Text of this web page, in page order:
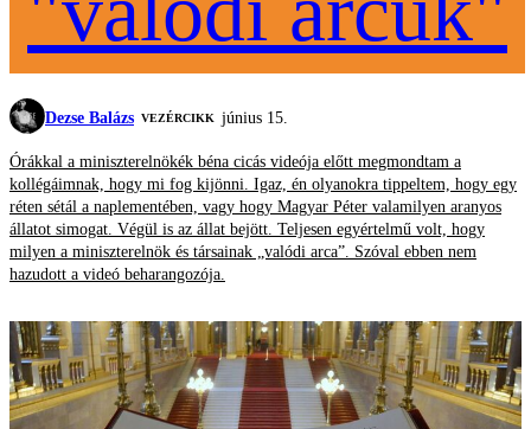
Dezse Balázs VEZÉRCIKK június 15.
Órákkal a miniszterelnökék béna cicás videója előtt megmondtam a
kollégáimnak, hogy mi fog kijönni. Igaz, én olyanokra tippeltem, hogy egy
réten sétál a naplementében, vagy hogy Magyar Péter valamilyen aranyos
állatot simogat. Végül is az állat bejött. Teljesen egyértelmű volt, hogy
milyen a miniszterelnök és társainak „valódi arca”. Szóval ebben nem
hazudott a videó beharangozója.